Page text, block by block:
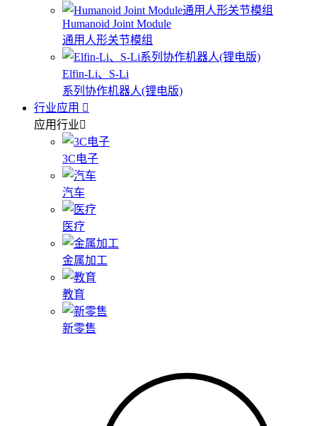
Humanoid Joint Module
通用人形关节模组
Elfin-Li、S-Li
系列协作机器人(锂电版)
行业应用
应用行业
3C电子
汽车
医疗
金属加工
教育
新零售